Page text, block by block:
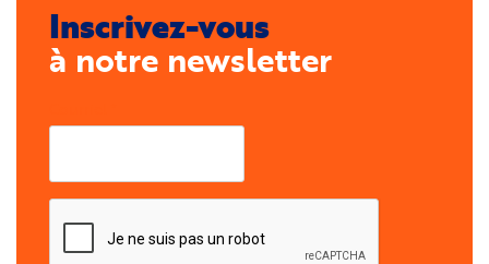
Inscrivez-vous
à notre newsletter